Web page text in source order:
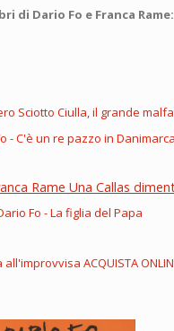
di Dario Fo e Franca Rame: